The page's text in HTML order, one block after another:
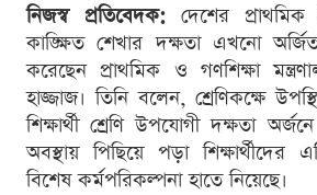
নিজস্ব প্রতিবেদক: দেশের প্রাথমিক
কাঙ্ক্ষিত শেখার দক্ষতা এখনো
করেছেন প্রাথমিক ও গণশিক্ষা
হাজ্জাজ। তিনি বলেন, শ্রেণিকক্ষে
শিক্ষার্থী শ্রেণি উপযোগী দক্ষতা
অবস্থায় পিছিয়ে পড়া শিক্ষার্থীদের
বিশেষ কর্মপরিকল্পনা হাতে নিয়েছে।